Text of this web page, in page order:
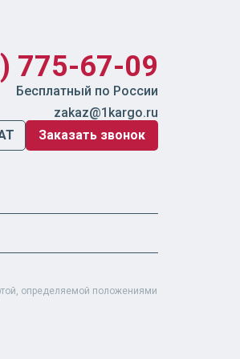
775-67-09
Бесплатный по России
zakaz@1kargo.ru
Заказать звонок
определяемой положениями